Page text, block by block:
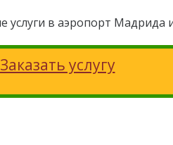
в аэропорт Мадрида
Заказать услугу